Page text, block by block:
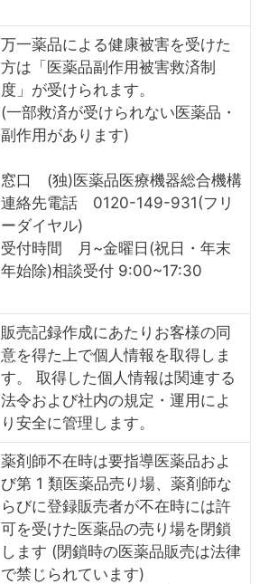
万一薬品による健康被害を受けた
方は「医薬品副作用被害救済制
度」が受けられます。
(一部救済が受けられない医薬品・
副作用があります)
窓口 (独)医薬品医療機器総合機構
連絡先電話 0120-149-931(フリ
ーダイヤル)
受付時間 月~金曜日(祝日・年末
年始除)相談受付 9:00~17:30
販売記録作成にあたりお客様の同
意を得た上で個人情報を取得しま
す。 取得した個人情報は関連する
法令および社内の規定・運用によ
り安全に管理します。
薬剤師不在時は要指導医薬品およ
び第 1 類医薬品売り場、薬剤師な
らびに登録販売者が不在時には許
可を受けた医薬品の売り場を閉鎖
します (閉鎖時の医薬品販売は法律
で禁じられています)